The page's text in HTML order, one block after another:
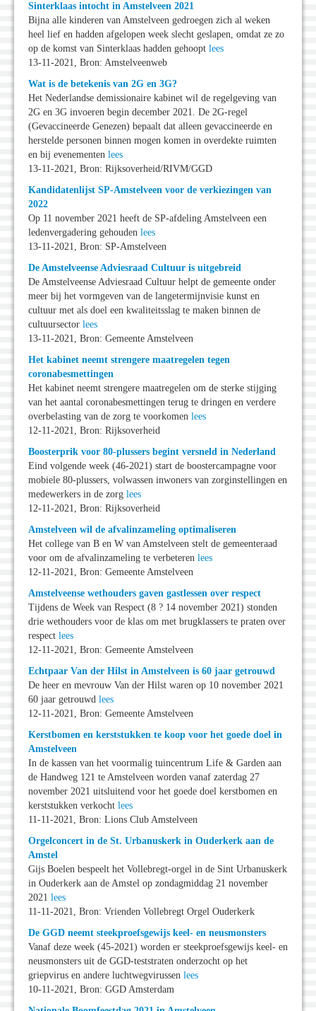
Sinterklaas intocht in Amstelveen 2021
Bijna alle kinderen van Amstelveen gedroegen zich al weken
heel lief en hadden afgelopen week slecht geslapen, omdat ze zo
op de komst van Sinterklaas hadden gehoopt lees
13-11-2021, Bron: Amstelveenweb
Wat is de betekenis van 2G en 3G?
Het Nederlandse demissionaire kabinet wil de regelgeving van
2G en 3G invoeren begin december 2021. De 2G-regel
(Gevaccineerde Genezen) bepaalt dat alleen gevaccineerde en
herstelde personen binnen mogen komen in overdekte ruimten
en bij evenementen lees
13-11-2021, Bron: Rijksoverheid/RIVM/GGD
Kandidatenlijst SP-Amstelveen voor de verkiezingen van
2022
Op 11 november 2021 heeft de SP-afdeling Amstelveen een
ledenvergadering gehouden lees
13-11-2021, Bron: SP-Amstelveen
De Amstelveense Adviesraad Cultuur is uitgebreid
De Amstelveense Adviesraad Cultuur helpt de gemeente onder
meer bij het vormgeven van de langetermijnvisie kunst en
cultuur met als doel een kwaliteitsslag te maken binnen de
cultuursector lees
13-11-2021, Bron: Gemeente Amstelveen
Het kabinet neemt strengere maatregelen tegen
coronabesmettingen
Het kabinet neemt strengere maatregelen om de sterke stijging
van het aantal coronabesmettingen terug te dringen en verdere
overbelasting van de zorg te voorkomen lees
12-11-2021, Bron: Rijksoverheid
Boosterprik voor 80-plussers begint versneld in Nederland
Eind volgende week (46-2021) start de boostercampagne voor
mobiele 80-plussers, volwassen inwoners van zorginstellingen en
medewerkers in de zorg lees
12-11-2021, Bron: Rijksoverheid
Amstelveen wil de afvalinzameling optimaliseren
Het college van B en W van Amstelveen stelt de gemeenteraad
voor om de afvalinzameling te verbeteren lees
12-11-2021, Bron: Gemeente Amstelveen
Amstelveense wethouders gaven gastlessen over respect
Tijdens de Week van Respect (8 ? 14 november 2021) stonden
drie wethouders voor de klas om met brugklassers te praten over
respect lees
12-11-2021, Bron: Gemeente Amstelveen
Echtpaar Van der Hilst in Amstelveen is 60 jaar getrouwd
De heer en mevrouw Van der Hilst waren op 10 november 2021
60 jaar getrouwd lees
12-11-2021, Bron: Gemeente Amstelveen
Kerstbomen en kerststukken te koop voor het goede doel in
Amstelveen
In de kassen van het voormalig tuincentrum Life & Garden aan
de Handweg 121 te Amstelveen worden vanaf zaterdag 27
november 2021 uitsluitend voor het goede doel kerstbomen en
kerststukken verkocht lees
11-11-2021, Bron: Lions Club Amstelveen
Orgelconcert in de St. Urbanuskerk in Ouderkerk aan de
Amstel
Gijs Boelen bespeelt het Vollebregt-orgel in de Sint Urbanuskerk
in Ouderkerk aan de Amstel op zondagmiddag 21 november
2021 lees
11-11-2021, Bron: Vrienden Vollebregt Orgel Ouderkerk
De GGD neemt steekproefsgewijs keel- en neusmonsters
Vanaf deze week (45-2021) worden er steekproefsgewijs keel- en
neusmonsters uit de GGD-teststraten onderzocht op het
griepvirus en andere luchtwegvirussen lees
10-11-2021, Bron: GGD Amsterdam